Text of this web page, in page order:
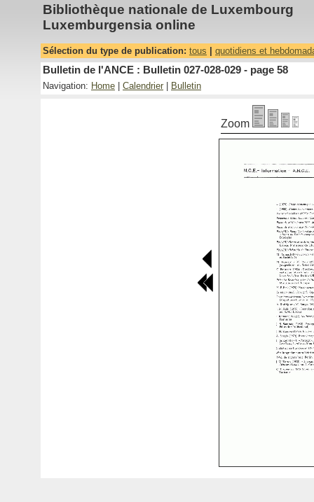
Bibliothèque nationale de Luxembourg
Luxemburgensia online
Sélection du type de publication: tous quotidiens et
Bulletin de l'ANCE : Bulletin 027-028-029 - page 58
Navigation: Home Calendrier Bulletin
Zoom